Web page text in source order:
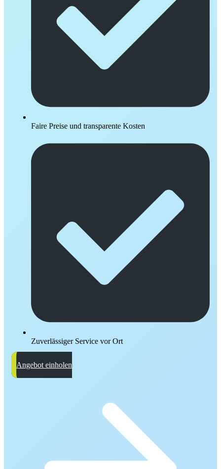
Faire Preise und transparente Kosten
Zuverlässiger Service vor Ort
Angebot einholen